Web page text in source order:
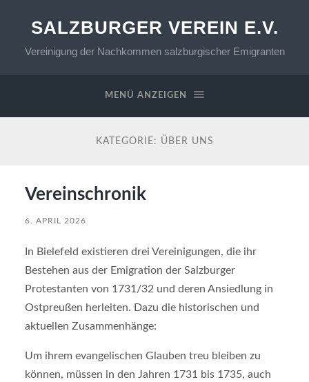
SALZBURGER VEREIN E.V.
Vereinigung der Nachkommen salzburgischer Emigranten
MENÜ ANZEIGEN
KATEGORIE: ÜBER UNS
Vereinschronik
6. APRIL 2026
In Bielefeld existieren drei Vereinigungen, die ihr
Bestehen aus der Emigration der Salzburger
Protestanten von 1731/32 und deren Ansiedlung in
Ostpreußen herleiten. Dazu die historischen und
aktuellen Zusammenhänge:
Um ihrem evangelischen Glauben treu bleiben zu
können, müssen in den Jahren 1731 bis 1735, auch